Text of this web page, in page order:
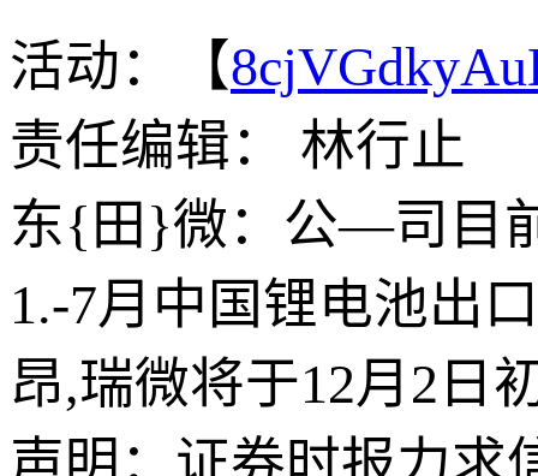
活动：【
责任编辑： 林行止
东{田}微：公—司目
1.-7月中国锂电池出
昂,瑞微将于12月2日
声明：证券时报力求